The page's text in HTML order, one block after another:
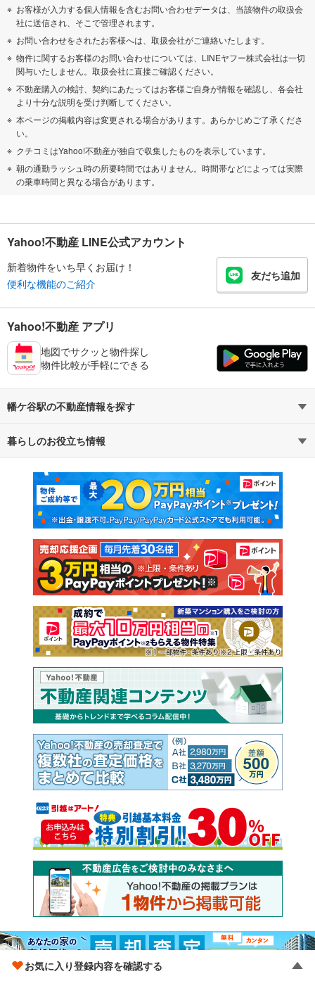
お客様が入力する個人情報を含むお問い合わせデータは、当該物件の取扱会
社に送信され、そこで管理されます。
お問い合わせをされたお客様へは、取扱会社がご連絡いたします。
物件に関するお客様のお問い合わせについては、LINEヤフー株式会社は一切
関与いたしません。取扱会社に直接ご確認ください。
不動産購入の検討、契約にあたってはお客様ご自身が情報を確認し、各会社
より十分な説明を受け判断してください。
本ページの掲載内容は変更される場合があります。あらかじめご了承くださ
い。
クチコミはYahoo!不動産が独自で収集したものを表示しています。
朝の通勤ラッシュ時の所要時間ではありません。時間帯などによっては実際
の乗車時間と異なる場合があります。
お気に入り登録内容を確認する
Yahoo!不動産 LINE公式アカウント
新着物件をいち早くお届け！
便利な機能のご紹介
友だち追加
Yahoo!不動産 アプリ
地図でサクッと物件探し
物件比較が手軽にできる
幡ケ谷駅の不動産情報を探す
不動産・住宅
新築マンション 中古マンション
新築一戸建て 中古一戸建て
注文住宅 土地
売却査定
暮らしのお役立ち情報
マンションカタログ 教えて！住まいの先生